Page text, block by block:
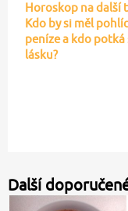
Horoskop na další
Kdo by si měl
peníze a kdo
lásku?
Další